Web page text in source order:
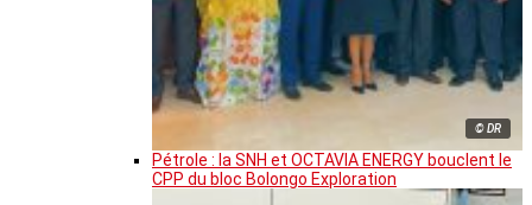
© DR
Pétrole : la SNH et OCTAVIA ENERGY bouclent le
CPP du bloc Bolongo Exploration